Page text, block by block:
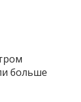
больше